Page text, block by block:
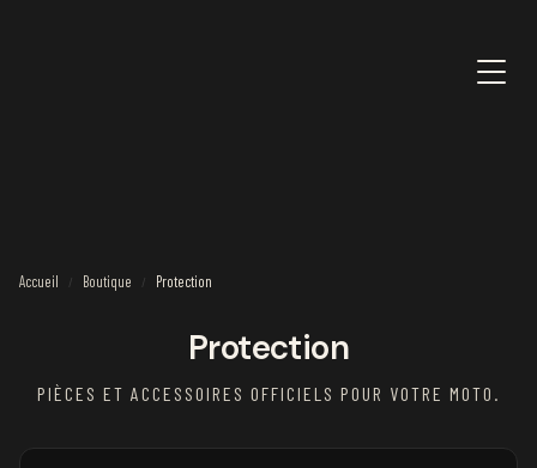
Accueil / Boutique / Protection
Protection
PIÈCES ET ACCESSOIRES OFFICIELS POUR VOTRE MOTO.